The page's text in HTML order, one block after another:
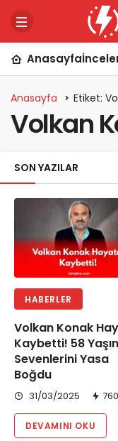
Anasayfa
Anasayfa Etiket:
Volkan
SON YAZILAR
HABERLER
Volkan Konak
Kaybetti! 58
Sevenlerini Yasa
Boğdu
31/03/2025 760
DEVAMINI OKU